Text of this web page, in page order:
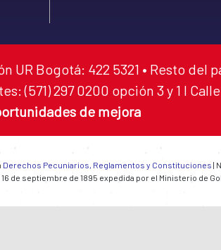
UR Bogotá: 422 5321 • Resto del
(571) 297 0200 opción 3 y 1 I
de mejora
Derechos Pecuniarios, Reglamentos y Constituciones |
de septiembre de 1895 expedida por el Ministerio de